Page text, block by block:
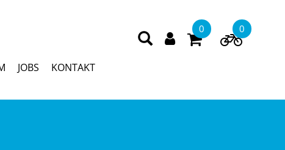
0 0
JOBS KONTAKT